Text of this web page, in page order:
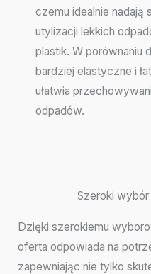
czemu idealnie nadają
utylizacji lekkich
plastik. W porównaniu
bardziej elastyczne i
ułatwia
odpadów.
Szeroki
Dzięki szerokiemu
oferta odpowiada na
zapewniając nie tylko